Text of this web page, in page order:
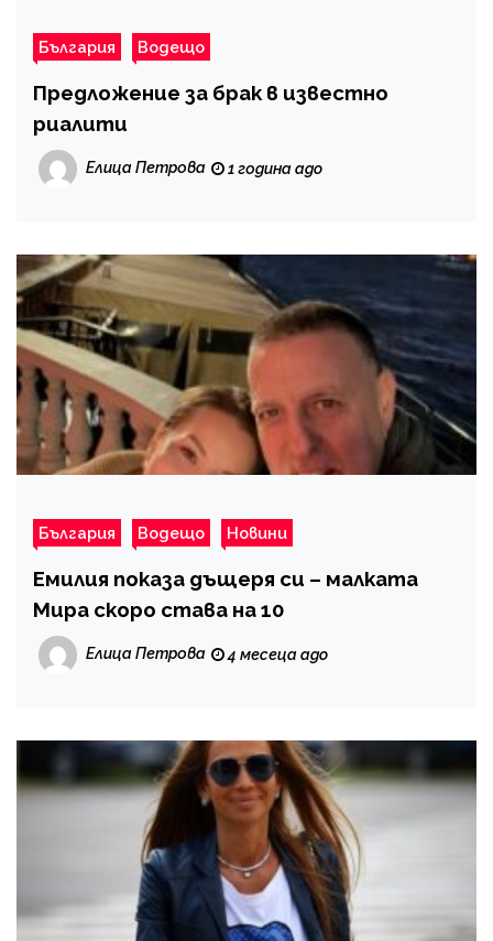
България Водещо
Предложение за брак в известно
риалити
Елица Петрова 1 година ago
България Водещо Новини
Емилия показа дъщеря си – малката
Мира скоро става на 10
Елица Петрова 4 месеца ago